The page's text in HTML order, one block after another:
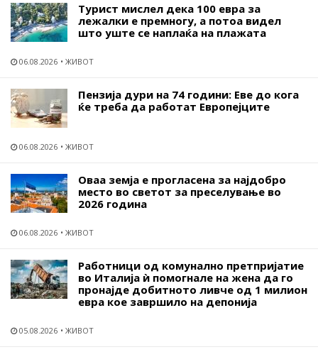
Турист мислел дека 100 евра за
лежалки е премногу, а потоа видел
што уште се наплаќа на плажата
06.08.2026 ЖИВОТ
Пензија дури на 74 години: Еве до кога
ќе треба да работат Европејците
06.08.2026 ЖИВОТ
Оваа земја е прогласена за најдобро
место во светот за преселување во
2026 година
06.08.2026 ЖИВОТ
Работници од комунално претпријатие
во Италија ѝ помогнале на жена да го
пронајде добитното ливче од 1 милион
евра кое завршило на депонија
05.08.2026 ЖИВОТ